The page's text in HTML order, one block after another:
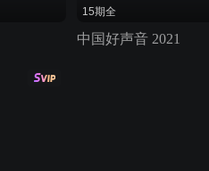
15期全
中国好声音 2021